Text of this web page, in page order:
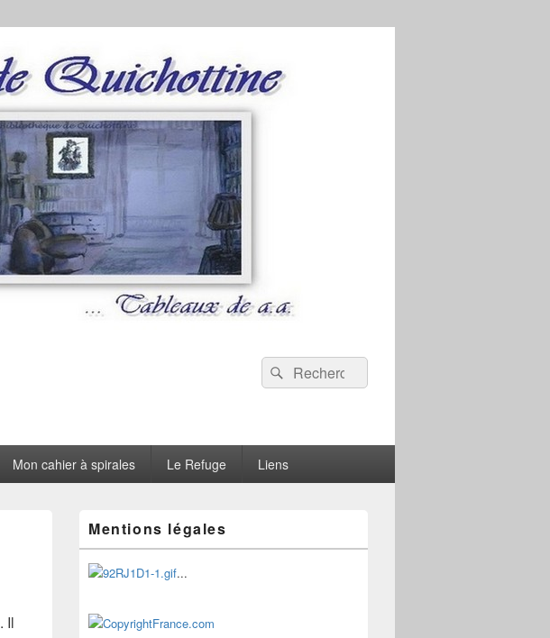
Recherche :
Rechercher
Mon cahier à spirales Le Refuge Liens
Il
principale
de
widget
pour
barre
latérale
Mentions légales
...